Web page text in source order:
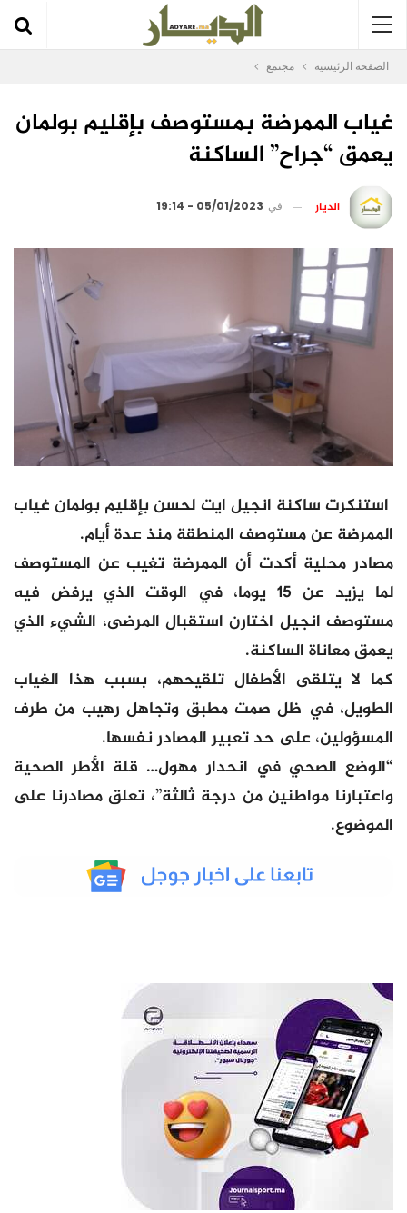
الصفحة الرئيسية مجتمع
غياب الممرضة بمستوصف بإقليم بولمان
يعمق “جراح” الساكنة
الديار في 05/01/2023 - 19:14
استنكرت ساكنة انجيل ايت لحسن بإقليم بولمان غياب
الممرضة عن مستوصف المنطقة منذ عدة أيام.
مصادر محلية أكدت أن الممرضة تغيب عن المستوصف
لما يزيد عن 15 يوما، في الوقت الذي يرفض فيه
مستوصف انجيل اختارن استقبال المرضى، الشيء الذي
يعمق معاناة الساكنة.
كما لا يتلقى الأطفال تلقيحهم، بسبب هذا الغياب
الطويل، في ظل صمت مطبق وتجاهل رهيب من طرف
المسؤولين، على حد تعبير المصادر نفسها.
“الوضع الصحي في انحدار مهول… قلة الأطر الصحية
واعتبارنا مواطنين من درجة ثالثة”، تعلق مصادرنا على
الموضوع.